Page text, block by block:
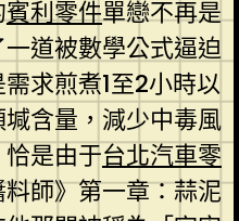
賓利零件單戀不再是
道被數學公式逼迫
求煎煮1至2小時以
含量，減少中毒風
是由于台北汽車零
師》第一章：蒜泥